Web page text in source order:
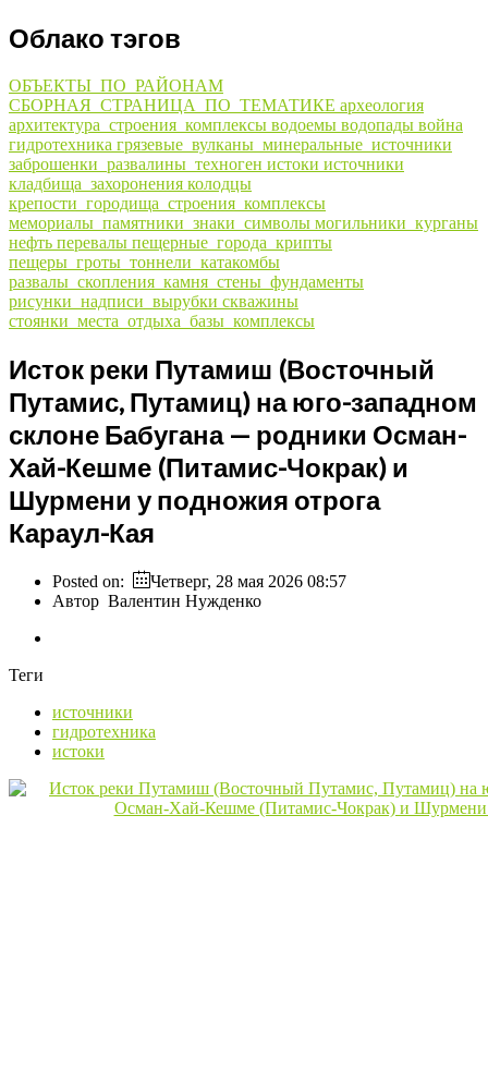
Облако тэгов
ОБЪЕКТЫ_ПО_РАЙОНАМ
СБОРНАЯ_СТРАНИЦА_ПО_ТЕМАТИКЕ археология
архитектура_строения_комплексы водоемы водопады война
гидротехника грязевые_вулканы_минеральные_источники
заброшенки_развалины_техноген истоки источники
кладбища_захоронения колодцы
крепости_городища_строения_комплексы
мемориалы_памятники_знаки_символы могильники_курганы
нефть перевалы пещерные_города_крипты
пещеры_гроты_тоннели_катакомбы
развалы_скопления_камня_стены_фундаменты
рисунки_надписи_вырубки скважины
стоянки_места_отдыха_базы_комплексы
Исток реки Путамиш (Восточный
Путамис, Путамиц) на юго-западном
склоне Бабугана — родники Осман-
Хай-Кешме (Питамис-Чокрак) и
Шурмени у подножия отрога
Караул-Кая
Posted on:
Четверг, 28 мая 2026 08:57
Автор Валентин Нужденко
Теги
источники
гидротехника
истоки